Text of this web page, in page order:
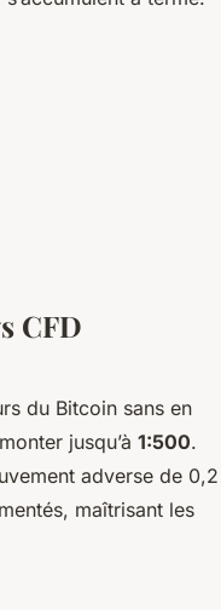
CFD
du Bitcoin sans en
jusqu’à 1:500.
adverse de 0,2
maîtrisant les